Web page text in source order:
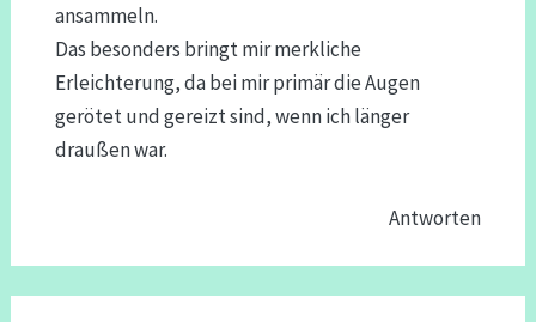
ansammeln.
Das besonders bringt mir merkliche
Erleichterung, da bei mir primär die Augen
gerötet und gereizt sind, wenn ich länger
draußen war.
Antworten